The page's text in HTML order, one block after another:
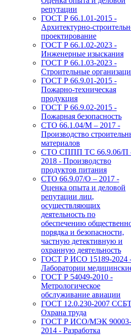
репутации
ГОСТ Р 66.1.01-2015 -
Архитектурно-
проектирование
ГОСТ Р 66.1.02-2023 -
Инженерные изыскания
ГОСТ Р 66.1.03-2023 -
Строительные
ГОСТ Р 66.9.01-2015 -
Пожарно-техническая
продукция
ГОСТ Р 66.9.02-2015 -
Пожарная безопасность
СТО 66.1.04/М – 2017 -
Производство
материалов
СТО СППП ТС 66.9.06/П
2018 - Производство
продуктов питания
СТО 66.9.07/О – 2017 -
Оценка опыта и деловой
репутации лиц,
осуществляющих
деятельность по
обеспечению
порядка и безопасности,
частную детективную и
охранную деятельность
ГОСТ Р ИСО 15189-2024
Лаборатории
ГОСТ Р 54049-2010 -
Метрологическое
обслуживание авиации
ГОСТ 12.0.230-2007
Охрана труда
ГОСТ Р ИСО/МЭК 90003-
2014 - Разработка